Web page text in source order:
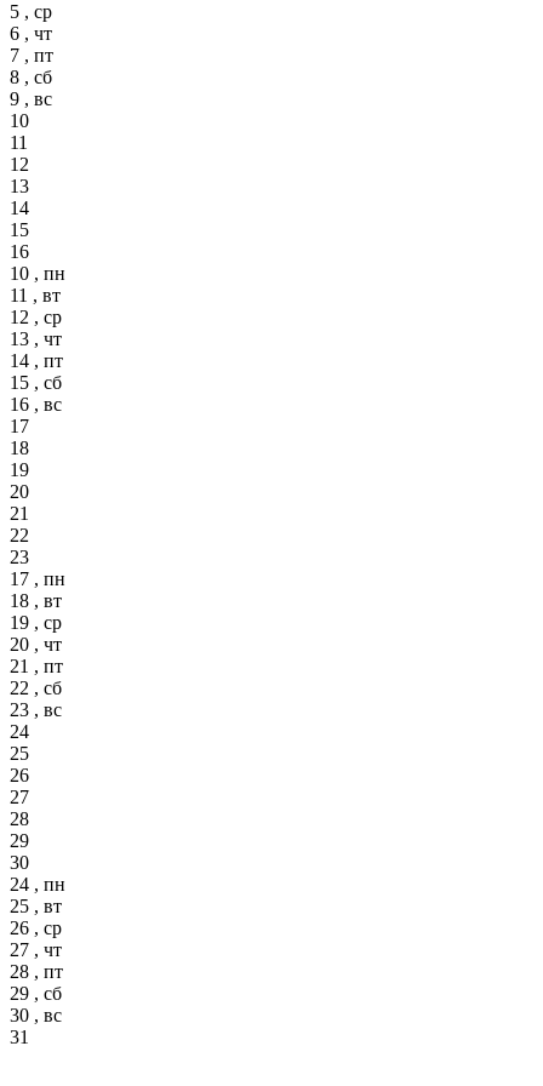
5 , ср
6 , чт
7 , пт
8 , сб
9 , вс
10
11
12
13
14
15
16
10 , пн
11 , вт
12 , ср
13 , чт
14 , пт
15 , сб
16 , вс
17
18
19
20
21
22
23
17 , пн
18 , вт
19 , ср
20 , чт
21 , пт
22 , сб
23 , вс
24
25
26
27
28
29
30
24 , пн
25 , вт
26 , ср
27 , чт
28 , пт
29 , сб
30 , вс
31